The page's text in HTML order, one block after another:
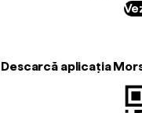
Descarcă aplicația